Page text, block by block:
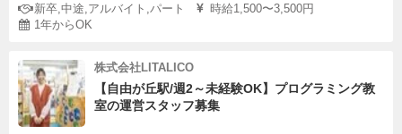
新卒,中途,アルバイト,パート
時給1,500〜3,500円
1年からOK
株式会社LITALICO
【自由が丘駅/週2～未経験OK】プログラミング教
室の運営スタッフ募集